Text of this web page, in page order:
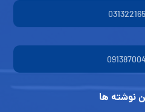
نوشته ها